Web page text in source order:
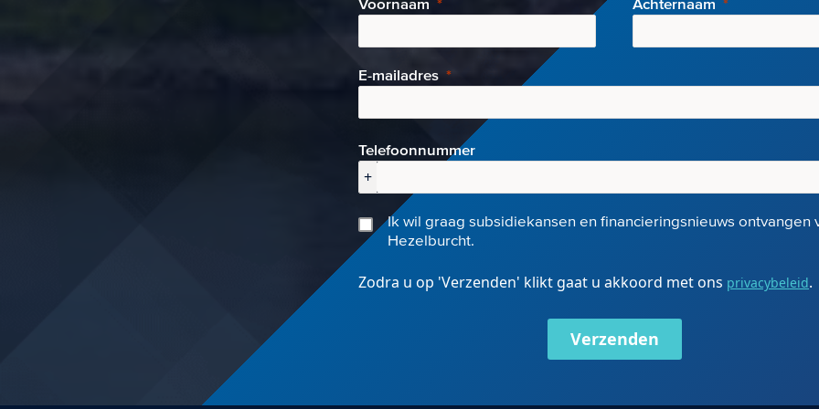
Voornaam Achternaam
E-mailadres
Telefoonnummer
+
Ik wil graag subsidiekansen en financieringsnieuws ontvangen
Hezelburcht.
Zodra u op 'Verzenden' klikt gaat u akkoord met ons privacybeleid.
Verzenden